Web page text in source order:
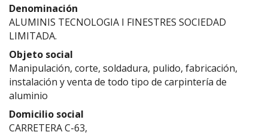
Denominación
ALUMINIS TECNOLOGIA I FINESTRES SOCIEDAD
LIMITADA.
Objeto social
Manipulación, corte, soldadura, pulido, fabricación,
instalación y venta de todo tipo de carpintería de
aluminio
Domicilio social
CARRETERA C-63,